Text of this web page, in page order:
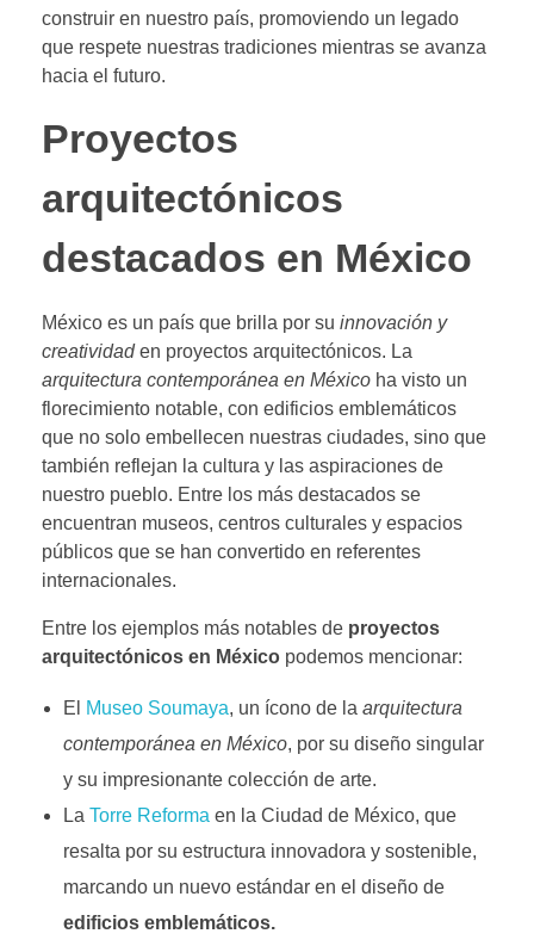
construir en nuestro país, promoviendo un legado
que respete nuestras tradiciones mientras se avanza
hacia el futuro.
Proyectos
arquitectónicos
destacados en México
México es un país que brilla por su innovación y
creatividaden proyectos arquitectónicos. La
arquitectura contemporánea en México ha visto un
florecimiento notable, con edificios emblemáticos
que no solo embellecen nuestras ciudades, sino que
también reflejan la cultura y las aspiraciones de
nuestro pueblo. Entre los más destacados se
encuentran museos, centros culturales y espacios
públicos que se han convertido en referentes
internacionales.
Entre los ejemplos más notables de proyectos
arquitectónicos en México podemos mencionar:
El Museo Soumaya, un ícono de la arquitectura
contemporánea en México, por su diseño singular
y su impresionante colección de arte.
La Torre Reforma en la Ciudad de México, que
resalta por su estructura innovadora y sostenible,
marcando un nuevo estándar en el diseño de
edificios emblemáticos.